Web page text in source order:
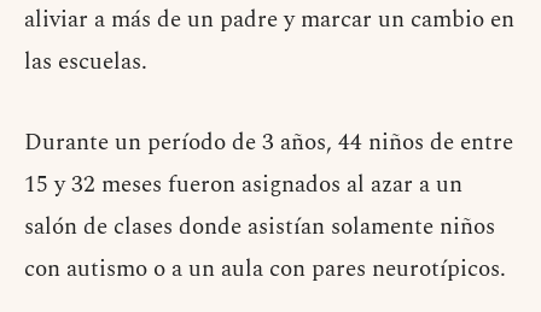
aliviar a más de un padre y marcar un cambio en
las escuelas.
Durante un período de 3 años, 44 niños de entre
15 y 32 meses fueron asignados al azar a un
salón de clases donde asistían solamente niños
con autismo o a un aula con pares neurotípicos.